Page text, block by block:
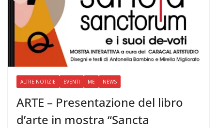
ALTRE NOTIZIE EVENTI ME NEWS
ARTE – Presentazione del libro
d’arte in mostra “Sancta